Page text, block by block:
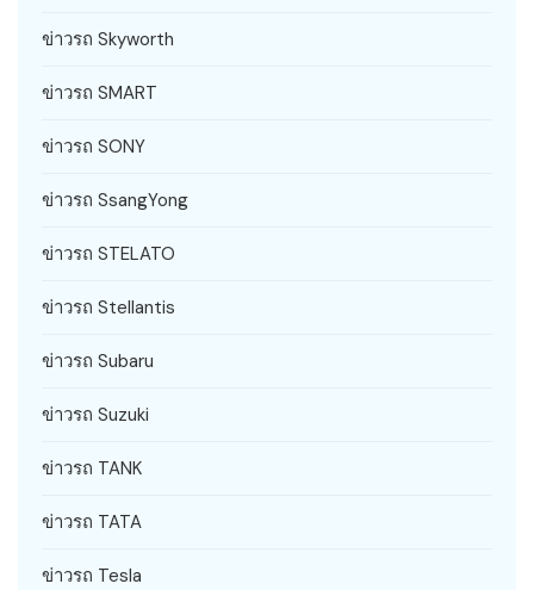
ข่าวรถ Skyworth
ข่าวรถ SMART
ข่าวรถ SONY
ข่าวรถ SsangYong
ข่าวรถ STELATO
ข่าวรถ Stellantis
ข่าวรถ Subaru
ข่าวรถ Suzuki
ข่าวรถ TANK
ข่าวรถ TATA
ข่าวรถ Tesla